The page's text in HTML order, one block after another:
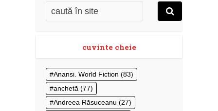
cuvinte cheie
Anansi. World Fiction (83)
anchetă (77)
Andreea Răsuceanu (27)